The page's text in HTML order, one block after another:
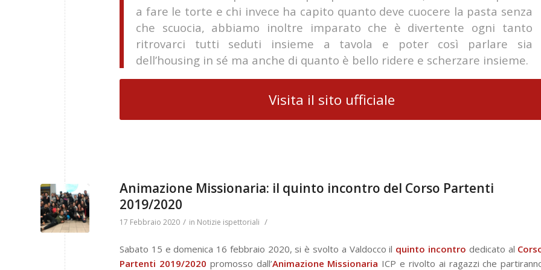
a fare le torte e chi invece ha capito quanto deve cuocere la pasta senza
che scuocia, abbiamo inoltre imparato che è divertente ogni tanto
ritrovarci tutti seduti insieme a tavola e poter così parlare sia
dell’housing in sé ma anche di quanto è bello ridere e scherzare insieme.
Visita il sito ufficiale
Animazione Missionaria: il quinto incontro del Corso Partenti
2019/2020
17 Febbraio 2020 / in Notizie ispettoriali /
Sabato 15 e domenica 16 febbraio 2020, si è svolto a Valdocco il quinto incontro dedicato al
Partenti 2019/2020 promosso dall’Animazione Missionaria ICP e rivolto ai ragazzi che